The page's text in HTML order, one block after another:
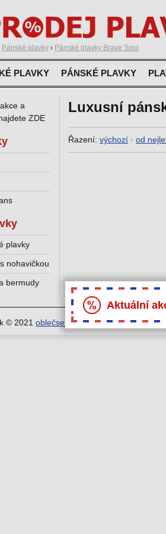
Pánské plavky › Pánské plavky Brave Soul
PLAVKY PÁNSKÉ PLAVKY
Luxusní
Řazení: výchozí · od
a
ZDE
plavky
nohavičkou
bermudy
© 2021 oblečse.cz
Aktuální